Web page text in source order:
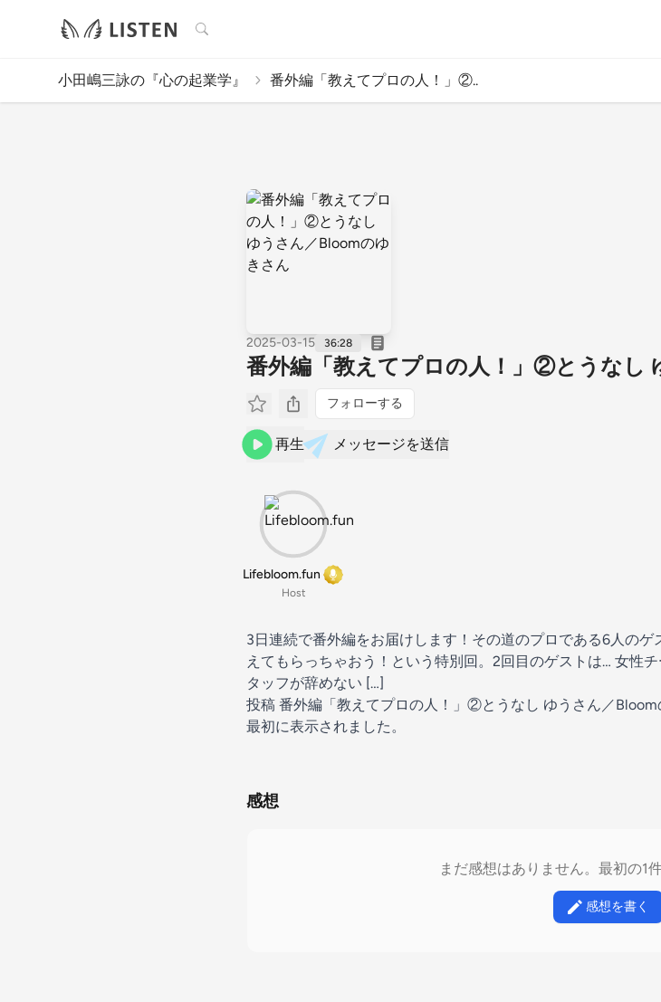
検索
小田嶋三詠の『心の起業学』 番外編「教えてプロの人！」②..
2025-03-15 36:28
番外編「教えてプロの人！」②とうなし
フォローする
再生 メッセージを送信
Lifebloom.fun
Host
3日連続で番外編をお届けします！その道のプロである6人の
えてもらっちゃおう！という特別回。2回目のゲストは… 女性
タッフが辞めない […]
投稿 番外編「教えてプロの人！」②とうなし ゆうさん／Bloom
最初に表示されました。
感想
まだ感想はありません。最初の1
感想を書く